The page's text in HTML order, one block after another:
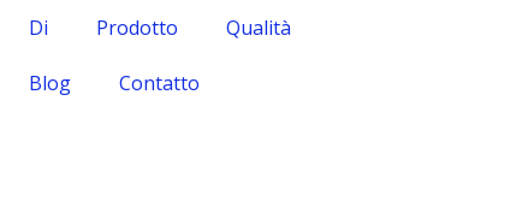
Di Prodotto Qualità
Blog Contatto